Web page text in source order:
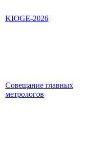
KIOGE-2026
Совещание главных
метрологов